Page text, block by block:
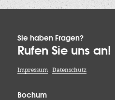
Sie haben Fragen?
Rufen Sie uns an!
Impressum Datenschutz
Bochum